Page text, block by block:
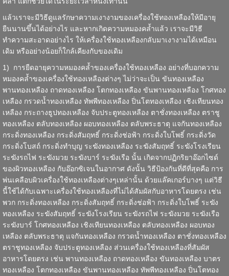
แล้วเราจะมีวิธีดูแลรักษาความเงางามของเครื่องใช้ทองเหลืองให้มีอายุ
ยืนนานขึ้นได้อย่างไร และหากเกิดความหมองคล้ำแล้ว เราจะมีวิธี
ทำความสะอาดอย่างไร ให้เครื่องใช้ทองเหลืองกลับมาเงางามได้เหมือน
เดิม หรืออย่างน้อยก็ใกล้เคียงกับของเดิม
1) การยืดอายุความหมองคล้ำของเครื่องใช้ทองเหลือง อย่างที่บอกความ
หมองคล้ำของเครื่องใช้ทองเหลืองต่างๆ ไม่ว่าจะเป็น ขันทองเหลือง
พานทองเหลือง ถาดทองเหลือง โตกทองเหลือง ขันพานทองเหลือง โกศทอง
เหลือง กรวดน้ำทองเหลือง ทัพพีทองเหลือง ปิ่นโตทองเหลือง เชิงเทียนทอง
เหลือง กระถางธูปทองเหลือง จับประตูทองเหลือง ตาชั่งทองเหลือง ตราชู
ทองเหลือง ตลับทองเหลือง ผอบทองเหลือง ตลับพระธาตุ แจกันทองเหลือง
กระดิ่งทองเหลือง กระดิ่งสัมฤทธิ์ กระดิ่งช่อฟ้า กระดิ่งใบโพธิ์ กระดิ่งวัด
กระดิ่งโบสถ์ กระดิ่งทำบุญ ระฆังทองเหลือง ระฆังสัมฤทธิ์ ระฆังโรงเรียน
ระฆังรถไฟ ระฆังมวย ระฆังบาร์ ระฆังเรือ นั้น เกิดจากปฏิกริยาอ๊อกไซด์
ของผิวทองเหลือง กับอ๊อกซิเจนในอากาศ ดังนั้น วิธีป้องกันที่ดีที่สุดคือ การ
พ่นเคลือบผิวเครื่องใช้ทองเหลืองต่างๆเหล่านั้น ด้วยแล๊คเกอร์บางๆ แต่วิธี
นี้ใช้ได้กับเฉพาะเครื่องใช้ทองเหลืองที่ไม่ได้สัมผัสกับอาหารโดยตรง เช่น
พวก กระดิ่งทองเหลือง กระดิ่งสัมฤทธิ์ กระดิ่งช่อฟ้า กระดิ่งใบโพธิ์ ระฆัง
ทองเหลือง ระฆังสัมฤทธิ์ ระฆังโรงเรียน ระฆังรถไฟ ระฆังมวย ระฆังเรือ
ระฆังบาร์ โกศทองเหลือง เชิงเทียนทองเหลือง ตลับทองเหลือง ผอบทอง
เหลือง ตลับพระธาตุ แจกันทองเหลือง กรวดน้ำทองเหลือง ตาชั่งทองเหลือง
ตราชูทองเหลือง จับประตูทองเหลือง ส่วนเครื่องใช้ทองเหลืองที่สัมผัส
อาหารโดยตรง เช่น พานทองเหลือง ถาดทองเหลือง ขันทองเหลือง บาตร
ทองเหลือง โตกทองเหลือง ขันพานทองเหลือง ทัพพีทองเหลือง ปิ่นโตทอง